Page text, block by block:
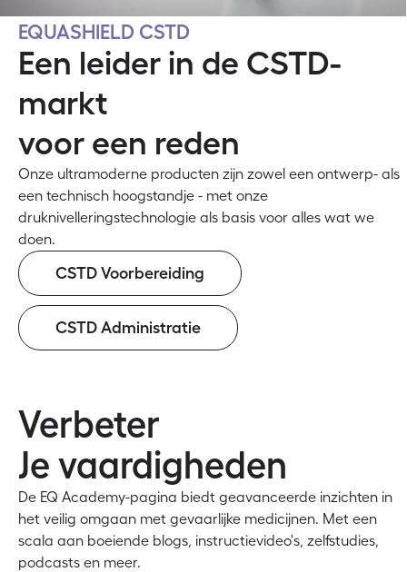
EQUASHIELD CSTD
Een leider in de CSTD-
markt
voor een reden
Onze ultramoderne producten zijn zowel een ontwerp- als
een technisch hoogstandje - met onze
druknivelleringstechnologie als basis voor alles wat we
doen.
CSTD Voorbereiding
CSTD Administratie
Verbeter
Je vaardigheden
De EQ Academy-pagina biedt geavanceerde inzichten in
het veilig omgaan met gevaarlijke medicijnen. Met een
scala aan boeiende blogs, instructievideo's, zelfstudies,
podcasts en meer.